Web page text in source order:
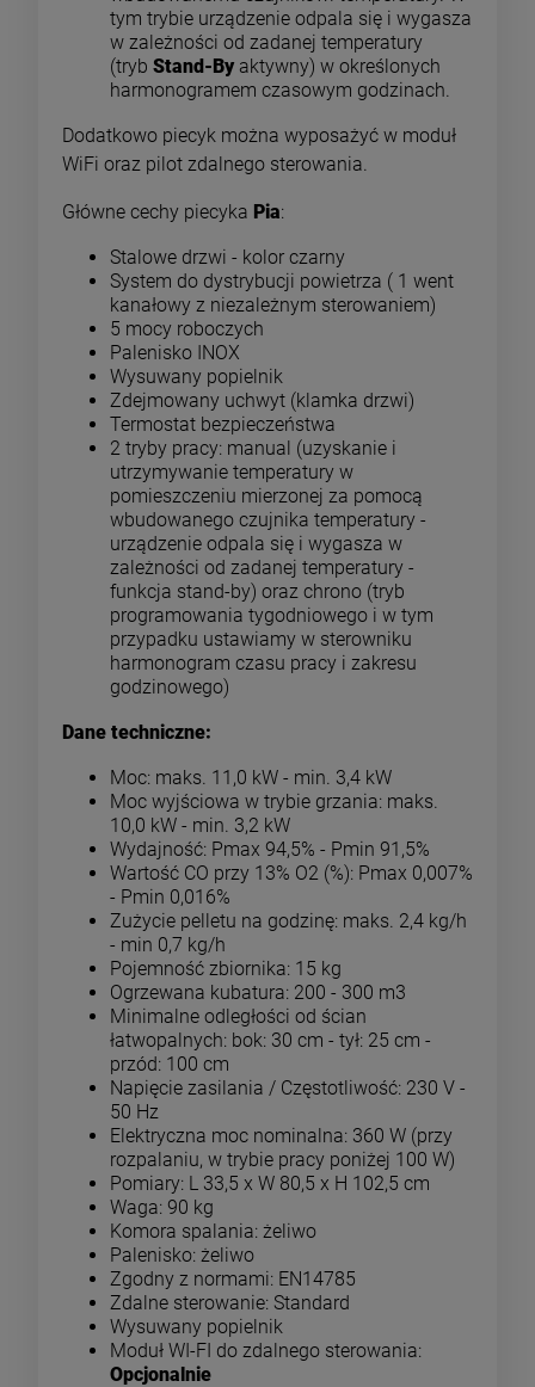
tym trybie urządzenie odpala się i wygasza
w zależności od zadanej temperatury
(tryb Stand-By aktywny) w określonych
harmonogramem czasowym godzinach.
Dodatkowo piecyk można wyposażyć w moduł
WiFi oraz pilot zdalnego sterowania.
Główne cechy piecyka Pia:
Stalowe drzwi - kolor czarny
System do dystrybucji powietrza ( 1 went
kanałowy z niezależnym sterowaniem)
5 mocy roboczych
Palenisko INOX
Wysuwany popielnik
Zdejmowany uchwyt (klamka drzwi)
Termostat bezpieczeństwa
2 tryby pracy: manual (uzyskanie i
utrzymywanie temperatury w
pomieszczeniu mierzonej za pomocą
wbudowanego czujnika temperatury -
urządzenie odpala się i wygasza w
zależności od zadanej temperatury -
funkcja stand-by) oraz chrono (tryb
programowania tygodniowego i w tym
przypadku ustawiamy w sterowniku
harmonogram czasu pracy i zakresu
godzinowego)
Dane techniczne:
Moc: maks. 11,0 kW - min. 3,4 kW
Moc wyjściowa w trybie grzania: maks.
10,0 kW - min. 3,2 kW
Wydajność: Pmax 94,5% - Pmin 91,5%
Wartość CO przy 13% O2 (%): Pmax 0,007%
- Pmin 0,016%
Zużycie pelletu na godzinę: maks. 2,4 kg/h
- min 0,7 kg/h
Pojemność zbiornika: 15 kg
Ogrzewana kubatura: 200 - 300 m3
Minimalne odległości od ścian
łatwopalnych: bok: 30 cm - tył: 25 cm -
przód: 100 cm
Napięcie zasilania / Częstotliwość: 230 V -
50 Hz
Elektryczna moc nominalna: 360 W (przy
rozpalaniu, w trybie pracy poniżej 100 W)
Pomiary: L 33,5 x W 80,5 x H 102,5 cm
Waga: 90 kg
Komora spalania: żeliwo
Palenisko: żeliwo
Zgodny z normami: EN14785
Zdalne sterowanie: Standard
Wysuwany popielnik
Moduł WI-FI do zdalnego sterowania:
Opcjonalnie